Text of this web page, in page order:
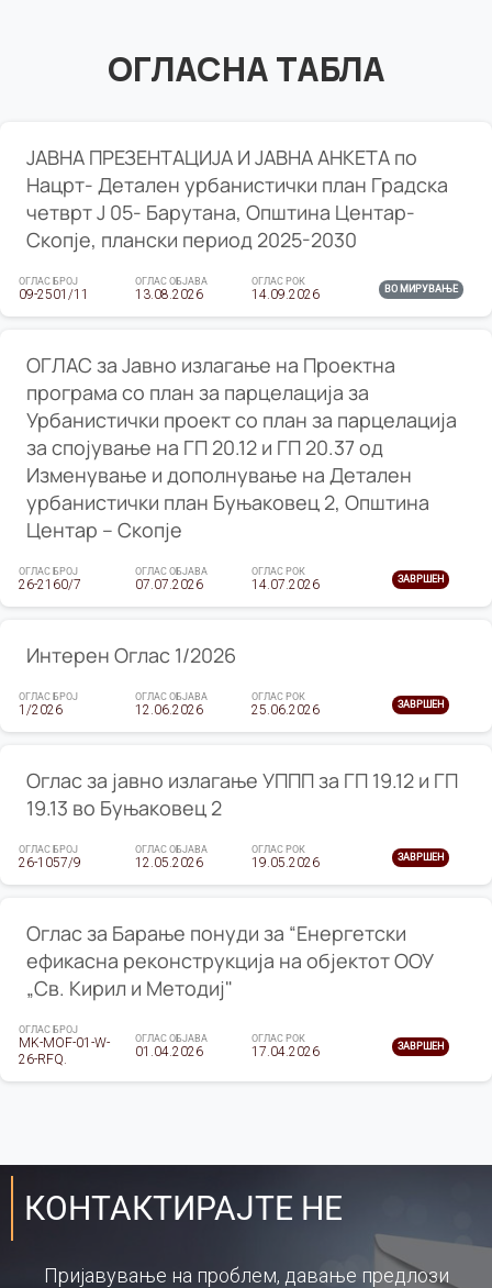
ОГЛАСНА ТАБЛА
ЈАВНА ПРЕЗЕНТАЦИЈА И ЈАВНА АНКЕТА по
Нацрт- Детален урбанистички план Градска
четврт Ј 05- Барутана, Општина Центар-
Скопје, плански период 2025-2030
ОГЛАС БРОЈ
09-2501/11
ОГЛАС ОБЈАВА
13.08.2026
ОГЛАС РОК
14.09.2026 ВО МИРУВАЊЕ
ОГЛАС за Јавно излагање на Проектна
програма со план за парцелација за
Урбанистички проект со план за парцелација
за спојување на ГП 20.12 и ГП 20.37 од
Изменување и дополнување на Детален
урбанистички план Буњаковец 2, Општина
Центар – Скопје
ОГЛАС БРОЈ
26-2160/7
ОГЛАС ОБЈАВА
07.07.2026
ОГЛАС РОК
14.07.2026 ЗАВРШЕН
Интерен Оглас 1/2026
ОГЛАС БРОЈ
1/2026
ОГЛАС ОБЈАВА
12.06.2026
ОГЛАС РОК
25.06.2026 ЗАВРШЕН
Оглас за јавно излагање УППП за ГП 19.12 и ГП
19.13 во Буњаковец 2
ОГЛАС БРОЈ
26-1057/9
ОГЛАС ОБЈАВА
12.05.2026
ОГЛАС РОК
19.05.2026 ЗАВРШЕН
Оглас за Барање понуди за “Енергетски
ефикасна реконструкција на објектот ООУ
„Св. Кирил и Методиј"
ОГЛАС БРОЈ
MK-MOF-01-W-
26-RFQ.
ОГЛАС ОБЈАВА
01.04.2026
ОГЛАС РОК
17.04.2026 ЗАВРШЕН
КОНТАКТИРАЈТЕ НЕ
Пријавување на проблем, давање предлози